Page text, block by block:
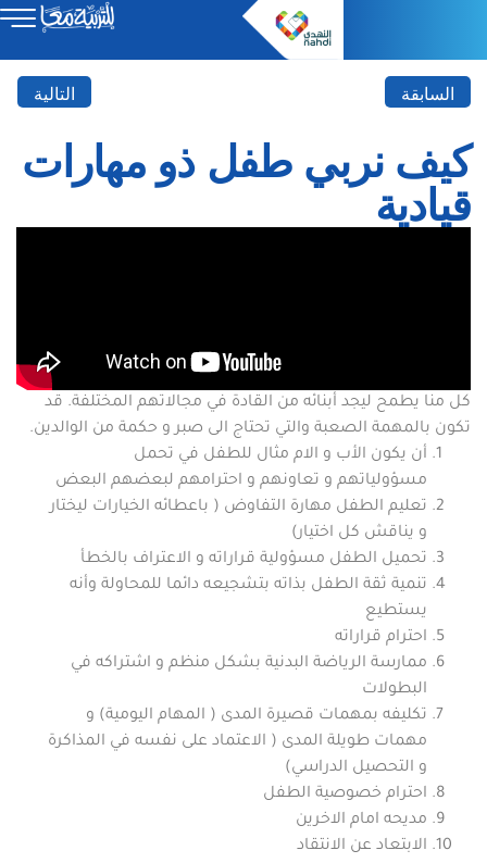
السابقة التالية
كيف نربي طفل ذو مهارات
قيادية
كل منا يطمح ليجد أبنائه من القادة في مجالاتهم المختلفة. قد
تكون بالمهمة الصعبة والتي تحتاج الى صبر و حكمة من الوالدين.
أن يكون الأب و الام مثال للطفل في تحمل
مسؤولياتهم و تعاونهم و احترامهم لبعضهم البعض
تعليم الطفل مهارة التفاوض ( باعطائه الخيارات ليختار
و يناقش كل اختيار)
تحميل الطفل مسؤولية قراراته و الاعتراف بالخطأ
تنمية ثقة الطفل بذاته بتشجيعه دائما للمحاولة وأنه
يستطيع
احترام قراراته
ممارسة الرياضة البدنية بشكل منظم و اشتراكه في
البطولات
تكليفه بمهمات قصيرة المدى ( المهام اليومية) و
مهمات طويلة المدى ( الاعتماد على نفسه في المذاكرة
و التحصيل الدراسي)
احترام خصوصية الطفل
مديحه امام الاخرين
الابتعاد عن الانتقاد